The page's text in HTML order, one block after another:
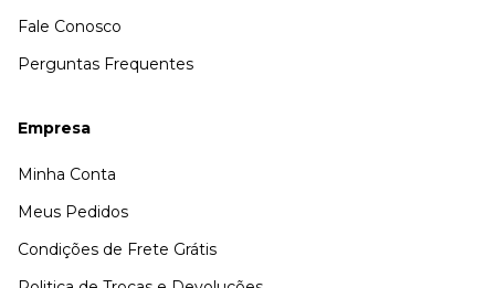
Fale Conosco
Perguntas Frequentes
Empresa
Minha Conta
Meus Pedidos
Condições de Frete Grátis